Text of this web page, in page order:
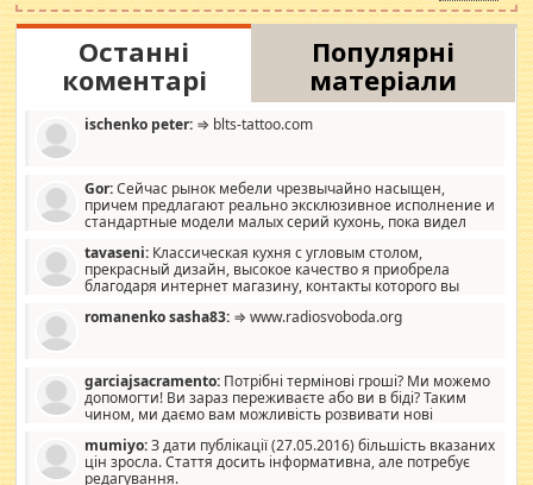
Останні
коментарі
Популярні
матеріали
ischenko peter: ⇒ blts-tattoo.com
Gor:Сейчас рынок мебели чрезвычайно насыщен,
причем предлагают реально эксклюзивное исполнение и
стандартные модели малых серий кухонь, пока видел
стандартные формы, в MebelOk, креативненько и что главное -
со вкусом все в порядке, без ненужных наворотов удорожающих
мебель, а это не последний фактор.
tavaseni: Классическая кухня с угловым столом,
прекрасный дизайн, высокое качество я приобрела
благодаря интернет магазину, контакты которого вы
romanenko sasha83: ⇒ www.radiosvoboda.org
garciajsacramento: Потрібні термінові гроші? Ми можемо
допомогти! Ви зараз переживаєте або ви в біді? Таким
чином, ми даємо вам можливість розвивати нові
допомагати людям, які намагаються дати їм шанс. Кожен
заслуговує на другий шанс, і, оскільки влада не зможе, вони
повинні приймати від інших. Для нас нема багато суми, і зрілість
mumiyo:З дати публікації (27.05.2016) більшість вказаних
цін зросла. Стаття досить інформативна, але потребує
редагування.